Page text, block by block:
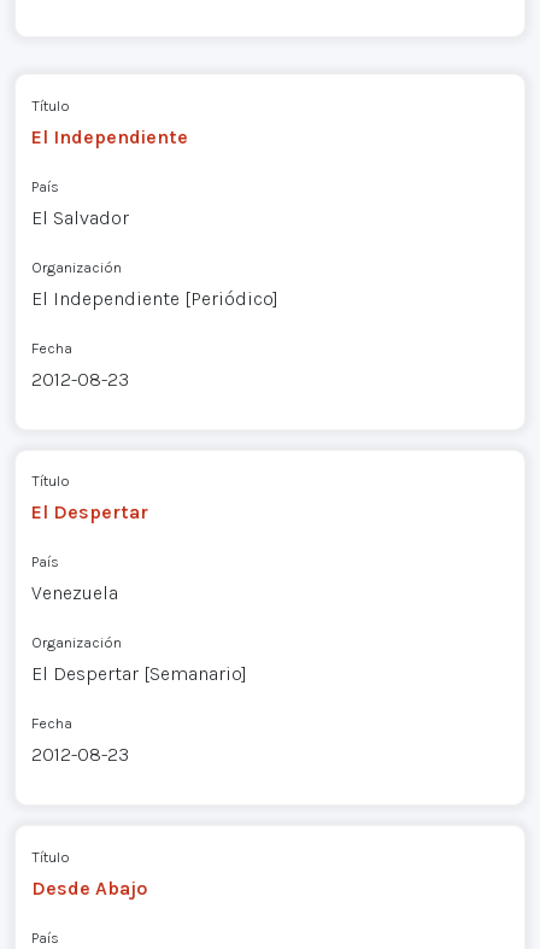
Título
El Independiente
País
El Salvador
Organización
El Independiente [Periódico]
Fecha
2012-08-23
Título
El Despertar
País
Venezuela
Organización
El Despertar [Semanario]
Fecha
2012-08-23
Título
Desde Abajo
País